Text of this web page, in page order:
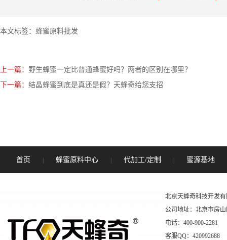
本文标签： 蜂蜜原料批发
上一篇： 野生蜂蜜一定比普通蜂蜜好吗？两者的区别在哪里？
下一篇： 结晶蜂蜜到底是真还是假？天蜂奇给您支招
首页 蜂蜜原料中心 代加工/定制 蜜源基地
北京天蜂奇科技开发
公司地址：北京市房
电话：400-900-2281
客服QQ：420992688